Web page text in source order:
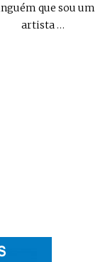
que sou um
artista …